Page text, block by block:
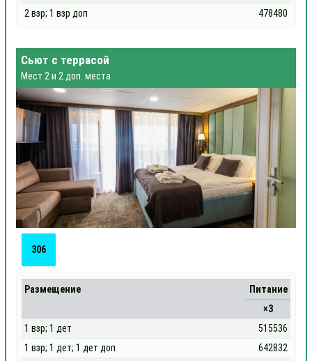
2 взр; 1 взр доп
478480
Сьют с террасой
Мест 2 и 2 доп. места
306
Размещение
Питание
×3
1 взр; 1 дет
515536
1 взр; 1 дет; 1 дет доп
642832